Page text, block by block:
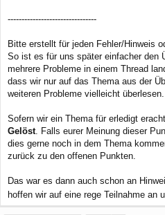
--------------------------------
Bitte erstellt für jeden Fehler/Hinweis
So ist es für uns später einfacher den
mehrere Probleme in einem Thread
dass wir nur auf das Thema aus der
weiteren Probleme vielleicht überlesen.
Sofern wir ein Thema für erledigt
Gelöst. Falls eurer Meinung dieser
dies gerne noch in dem Thema
zurück zu den offenen Punkten.
Das war es dann auch schon an
hoffen wir auf eine rege Teilnahme an